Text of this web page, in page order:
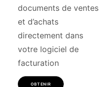
documents de ventes
et d’achats
directement dans
votre logiciel de
facturation
OBTENIR